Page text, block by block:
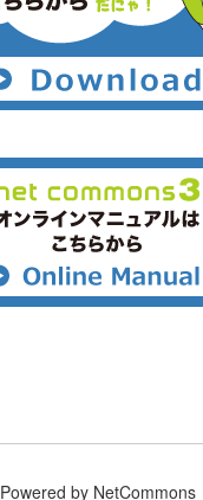
Powered by NetCommons